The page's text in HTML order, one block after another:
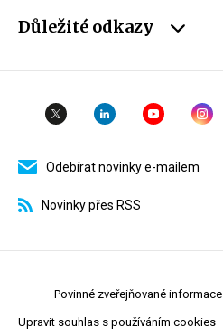
Důležité odkazy
Odebírat novinky e-mailem
Novinky přes RSS
Povinné zveřejňované informace
Upravit souhlas s používáním cookies